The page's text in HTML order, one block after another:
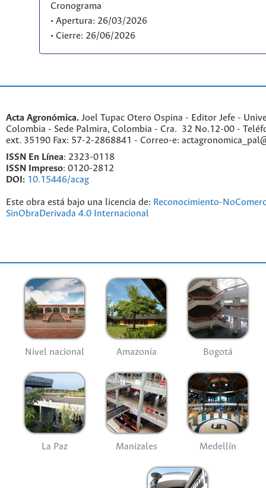
Cronograma
• Apertura: 26/03/2026
• Cierre: 26/06/2026
Acta Agronómica. Joel Tupac Otero Ospina - Editor Jefe -
Colombia - Sede Palmira, Colombia - Cra. 32 No.12-00 -
ext. 35190 Fax: 57-2-2868841 - Correo-e:
ISSN En Línea: 2323-0118
ISSN Impreso: 0120-2812
DOI: 10.15446/acag
Este obra está bajo una licencia de: Reconocimiento-
SinObraDerivada 4.0 Internacional
Nivel nacional Amazonía Bogotá
La Paz Manizales Medellín